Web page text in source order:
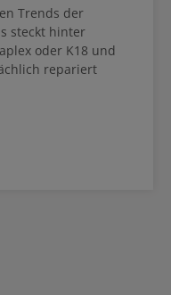
Trends der
steckt hinter
oder K18 und
repariert